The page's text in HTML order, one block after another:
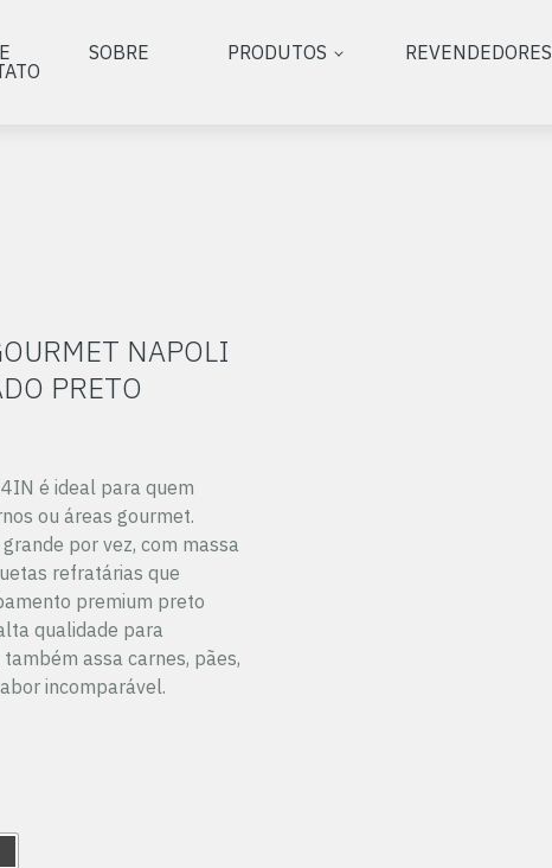
SOBRE PRODUTOS REVENDEDORES
NAPOLI
PRETO
é ideal para quem
ou áreas gourmet.
por vez, com massa
refratárias que
premium preto
qualidade para
assa carnes, pães,
incomparável.